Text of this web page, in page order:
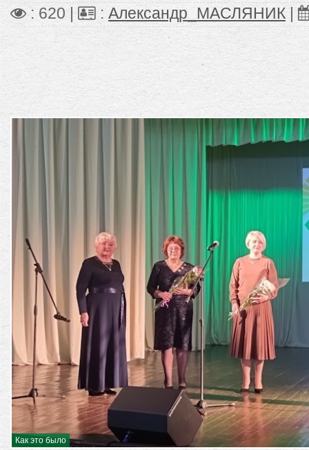
: 620 | : Александр_МАСЛЯНИК|
Как это было